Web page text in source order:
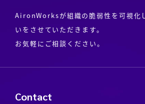
AironWorksが組織の脆弱性を可視化
いをさせていただきます。
お気軽にご相談ください。
Contact